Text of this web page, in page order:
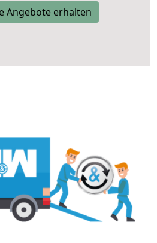
Angebote erhalten